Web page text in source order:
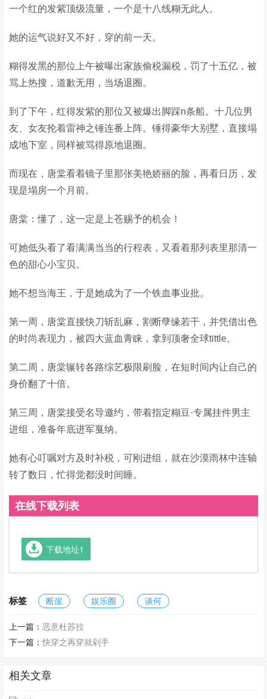
一个红的发紫顶级流量，一个是十八线糊无此人。
她的运气说好又不好，穿的前一天。
糊得发黑的那位上午被曝出家族偷税漏税，罚了十五亿，被
骂上热搜，道歉无用，当场退圈。
到了下午，红得发紫的那位又被爆出脚踩n条船。十几位男
友、女友抡着雷神之锤连番上阵。锤得豪华大别墅，直接塌
成地下室，同样被骂得原地退圈。
而现在，唐棠看着镜子里那张美艳娇丽的脸，再看日历，发
现是塌房一个月前。
唐棠：懂了，这一定是上苍赐予的机会！
可她低头看了看满满当当的行程表，又看着那列表里那清一
色的甜心小宝贝。
她不想当海王，于是她成为了一个铁血事业批。
第一周，唐棠直接快刀斩乱麻，割断孽缘若干，并凭借出色
的时尚表现力，被四大蓝血青睐，拿到顶奢全球tittle。
第二周，唐棠辗转各路综艺极限刷脸，在短时间内让自己的
身价翻了十倍。
第三周，唐棠接受名导邀约，带着指定糊豆·专属挂件男主
进组，准备年底进军戛纳。
她有心叮嘱对方及时补税，可刚进组，就在沙漠雨林中连轴
转了数日，忙得觉都没时间睡。
在线下载列表
下载地址1
标签 断崖 娱乐圈 谈何
上一篇：恶意杜苏拉
下一篇：快穿之再穿就剁手
相关文章